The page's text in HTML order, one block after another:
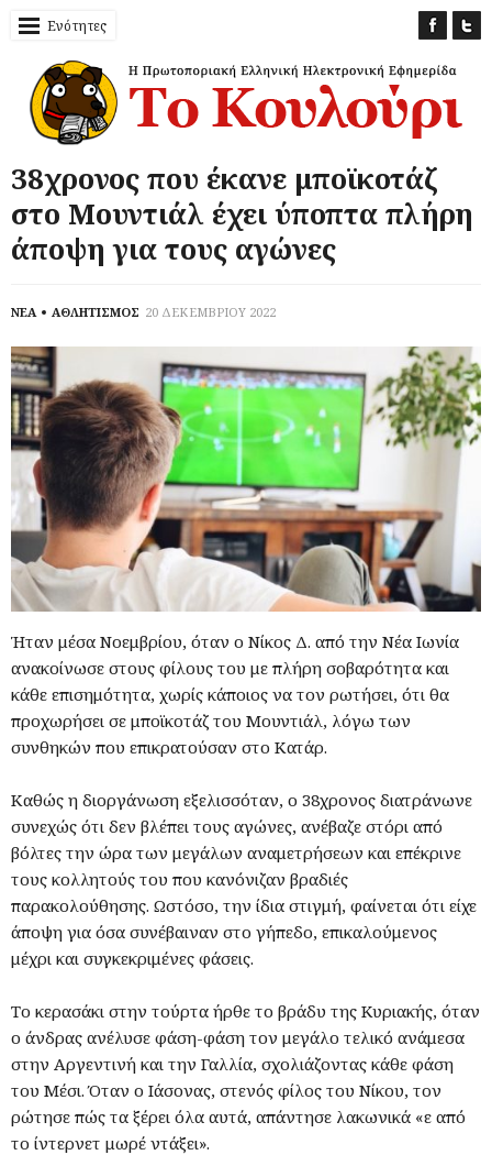
Ενότητες
38χρονος που έκανε μποϊκοτάζ
στο Μουντιάλ έχει ύποπτα πλήρη
άποψη για τους αγώνες
ΝΕΑ ΑΘΛΗΤΙΣΜΟΣ 20 ΔΕΚΕΜΒΡΙΟΥ 2022
Ήταν μέσα Νοεμβρίου, όταν ο Νίκος Δ. από την Νέα Ιωνία
ανακοίνωσε στους φίλους του με πλήρη σοβαρότητα και
κάθε επισημότητα, χωρίς κάποιος να τον ρωτήσει, ότι θα
προχωρήσει σε μποϊκοτάζ του Μουντιάλ, λόγω των
συνθηκών που επικρατούσαν στο Κατάρ.
Καθώς η διοργάνωση εξελισσόταν, ο 38χρονος διατράνωνε
συνεχώς ότι δεν βλέπει τους αγώνες, ανέβαζε στόρι από
βόλτες την ώρα των μεγάλων αναμετρήσεων και επέκρινε
τους κολλητούς του που κανόνιζαν βραδιές
παρακολούθησης. Ωστόσο, την ίδια στιγμή, φαίνεται ότι είχε
άποψη για όσα συνέβαιναν στο γήπεδο, επικαλούμενος
μέχρι και συγκεκριμένες φάσεις.
Το κερασάκι στην τούρτα ήρθε το βράδυ της Κυριακής, όταν
ο άνδρας ανέλυσε φάση-φάση τον μεγάλο τελικό ανάμεσα
στην Αργεντινή και την Γαλλία, σχολιάζοντας κάθε φάση
του Μέσι. Όταν ο Ιάσονας, στενός φίλος του Νίκου, τον
ρώτησε πώς τα ξέρει όλα αυτά, απάντησε λακωνικά «ε από
το ίντερνετ μωρέ ντάξει».